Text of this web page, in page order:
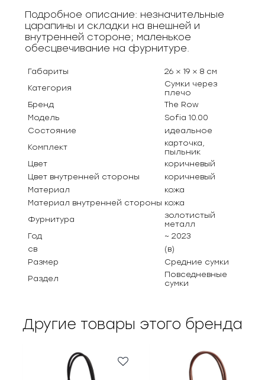
Подробное описание: незначительные
царапины и складки на внешней и
внутренней стороне; маленькое
обесцвечивание на фурнитуре.
Габариты
26 × 19 × 8 см
Категория
Сумки через
плечо
Бренд
The Row
Модель
Sofia 10.00
Состояние
идеальное
Комплект
карточка,
пыльник
Цвет
коричневый
Цвет внутренней стороны
коричневый
Материал
кожа
Материал внутренней стороны кожа
Фурнитура
золотистый
металл
Год
~ 2023
св
(в)
Размер
Средние сумки
Раздел
Повседневные
сумки
Другие товары этого бренда